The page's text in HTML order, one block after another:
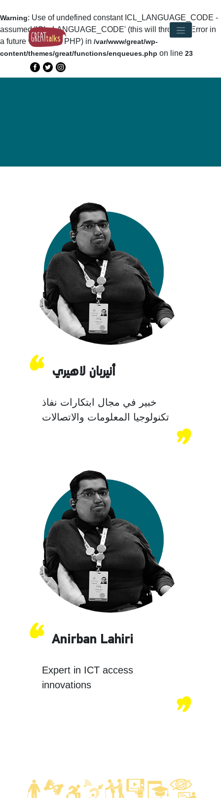
Warning: Use of undefined constant ICL_LANGUAGE_CODE -
assumed 'ICL_LANGUAGE_CODE' (this will throw an Error in
a future version of PHP) in /var/www/great/wp-
content/themes/great/functions/enqueues.php on line 23
أنيربان لاهيري
خبير في مجال ابتكارات نفاذ
تكنولوجيا المعلومات والاتصالات
Anirban Lahiri
Expert in ICT access
innovations